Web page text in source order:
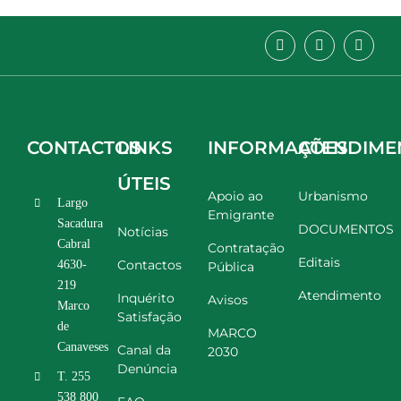
CONTACTOS
Largo
Sacadura
Cabral
4630-
219
Marco
de
Canaveses
T. 255
538 800
LINKS
ÚTEIS
Notícias
Contactos
Inquérito
Satisfação
Canal da
Denúncia
INFORMAÇÕES
Apoio ao
Emigrante
Contratação
Pública
Avisos
MARCO
2030
Urbanismo
DOCUMENTOS
Editais
Atendimento